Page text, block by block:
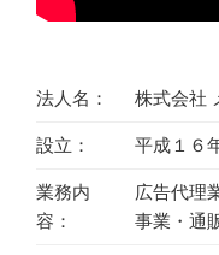
法人名： 株式会社
設立： 平成１６
業務内
容：
広告代理
事業・通